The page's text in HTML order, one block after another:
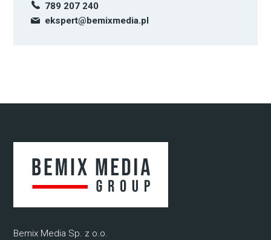
789 207 240
ekspert@bemixmedia.pl
Bemix Media Sp. z o.o.